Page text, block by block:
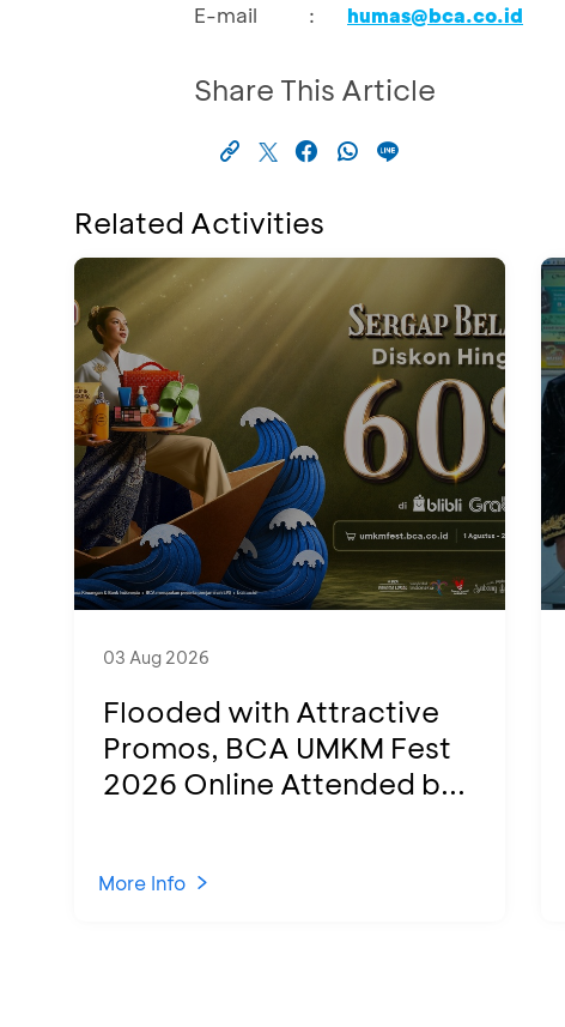
E-mail
: humas@bca.co.id
Share This Article
Related Activities
03 Aug 2026
Flooded with Attractive
Promos, BCA UMKM Fest
2026 Online Attended b...
More Info